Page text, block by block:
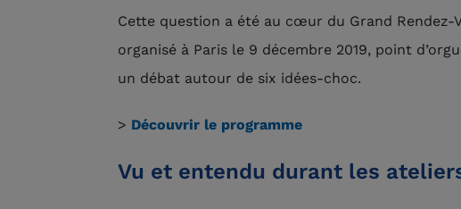
Cette question a été au cœur du Grand Rendez-
organisé à Paris le 9 décembre 2019, point
un débat autour de six idées-choc.
> Découvrir le programme
Vu et entendu durant les